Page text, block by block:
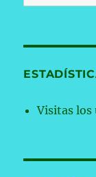
por:
Visitas los